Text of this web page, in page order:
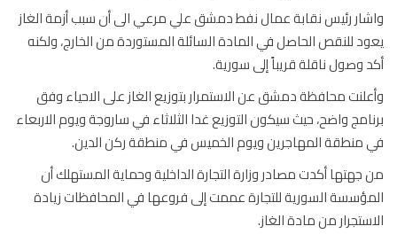
رئيس نقابة عمال نفط دمشق علي مرعي الى أن سبب أزمة الغاز
للنقص الحاصل في المادة السائلة المستوردة من الخارج، ولكنه
وصول ناقلة قريباً إلى سورية.
محافظة دمشق عن الاستمرار بتوزيع الغاز على الاحياء وفق
واضح، حيث سيكون التوزيع غدا الثلاثاء في ساروجة ويوم الاربعاء
المهاجرين ويوم الخميس في منطقة ركن الدين.
أكدت مصادر وزارة التجارة الداخلية وحماية المستهلك أن
السورية للتجارة عممت إلى فروعها في المحافظات زيادة
من مادة الغاز.